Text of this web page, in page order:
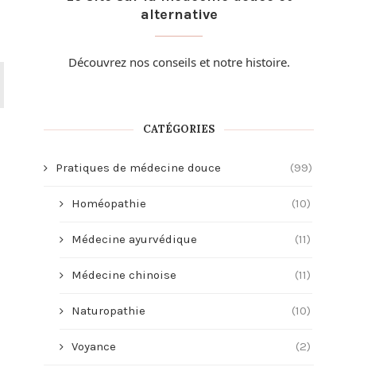
alternative
Découvrez nos conseils et notre histoire.
CATÉGORIES
Pratiques de médecine douce (99)
Homéopathie (10)
Médecine ayurvédique (11)
Médecine chinoise (11)
Naturopathie (10)
Voyance (2)